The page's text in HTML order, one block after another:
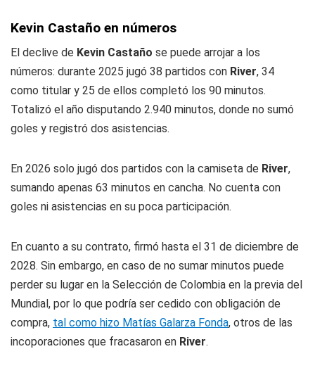
Kevin Castaño en números
El declive de Kevin Castaño se puede arrojar a los
números: durante 2025 jugó 38 partidos con River, 34
como titular y 25 de ellos completó los 90 minutos.
Totalizó el año disputando 2.940 minutos, donde no sumó
goles y registró dos asistencias.
En 2026 solo jugó dos partidos con la camiseta de River,
sumando apenas 63 minutos en cancha. No cuenta con
goles ni asistencias en su poca participación.
En cuanto a su contrato, firmó hasta el 31 de diciembre de
2028. Sin embargo, en caso de no sumar minutos puede
perder su lugar en la Selección de Colombia en la previa del
Mundial, por lo que podría ser cedido con obligación de
compra, tal como hizo Matías Galarza Fonda, otros de las
incoporaciones que fracasaron en River.